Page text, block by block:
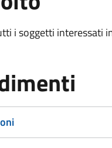
i soggetti interessati